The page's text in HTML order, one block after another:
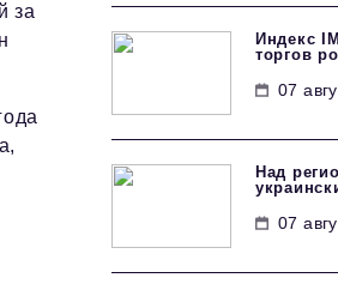
за
Индекс
торгов
07
Над
07